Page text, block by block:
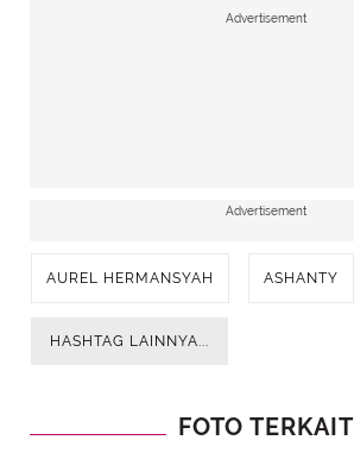
Advertisement
Advertisement
AUREL HERMANSYAH ASHANTY
HASHTAG LAINNYA...
FOTO TERKAIT